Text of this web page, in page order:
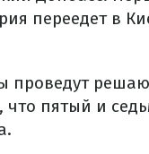
переедет в
проведут
пятый и